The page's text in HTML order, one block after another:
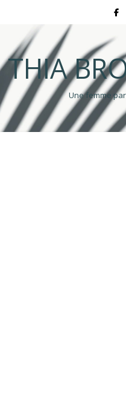
THIA
Une femme